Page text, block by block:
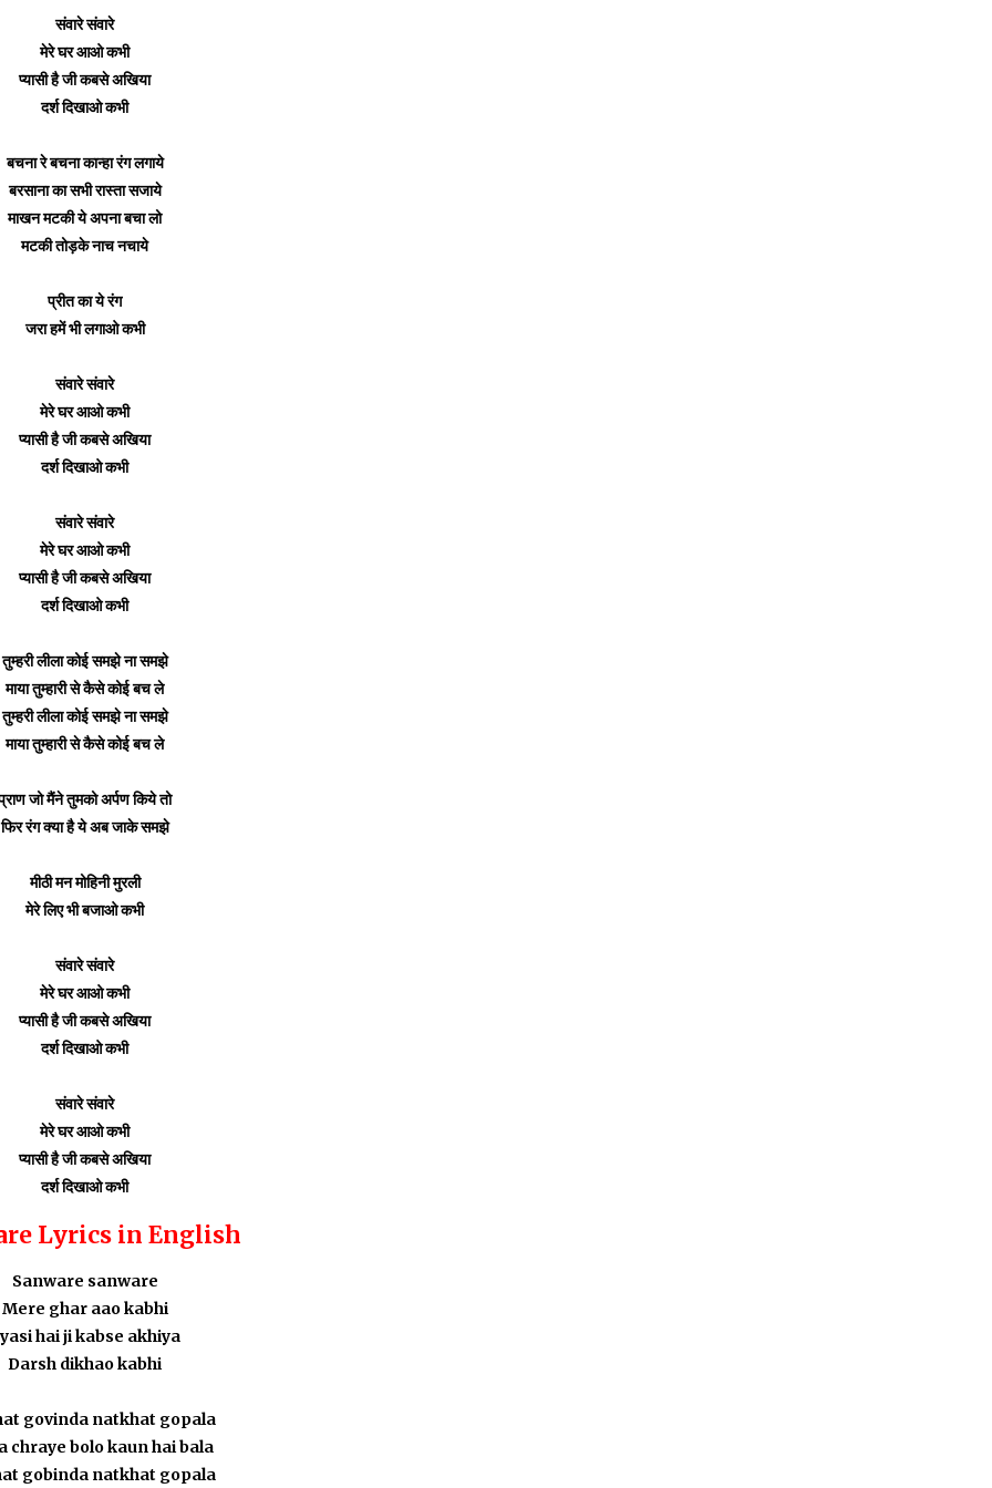
संवारे संवारे
मेरे घर आओ कभी
प्यासी है जी कबसे अखिया
दर्श दिखाओ कभी
बचना रे बचना कान्हा रंग लगाये
बरसाना का सभी रास्ता सजाये
माखन मटकी ये अपना बचा लो
मटकी तोड़के नाच नचाये
प्रीत का ये रंग
जरा हमें भी लगाओ कभी
संवारे संवारे
मेरे घर आओ कभी
प्यासी है जी कबसे अखिया
दर्श दिखाओ कभी
संवारे संवारे
मेरे घर आओ कभी
प्यासी है जी कबसे अखिया
दर्श दिखाओ कभी
तुम्हरी लीला कोई समझे ना समझे
माया तुम्हारी से कैसे कोई बच ले
तुम्हरी लीला कोई समझे ना समझे
माया तुम्हारी से कैसे कोई बच ले
जो मैंने तुमको अर्पण किये तो
फिर रंग क्या है ये अब जाके समझे
मीठी मन मोहिनी मुरली
मेरे लिए भी बजाओ कभी
संवारे संवारे
मेरे घर आओ कभी
प्यासी है जी कबसे अखिया
दर्श दिखाओ कभी
संवारे संवारे
मेरे घर आओ कभी
प्यासी है जी कबसे अखिया
दर्श दिखाओ कभी
Lyrics in English
Sanware sanware
Mere ghar aao kabhi
hai ji kabse akhiya
Darsh dikhao kabhi
govinda natkhat gopala
chraye bolo kaun hai bala
gobinda natkhat gopala